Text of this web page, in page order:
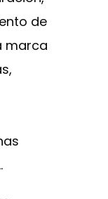
de
marca